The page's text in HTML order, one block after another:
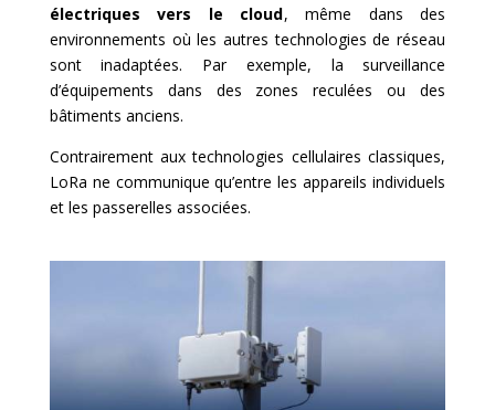
électriques vers le cloud, même dans des
environnements où les autres technologies de réseau
sont inadaptées. Par exemple, la surveillance
d’équipements dans des zones reculées ou des
bâtiments anciens.
Contrairement aux technologies cellulaires classiques,
LoRa ne communique qu’entre les appareils individuels
et les passerelles associées.